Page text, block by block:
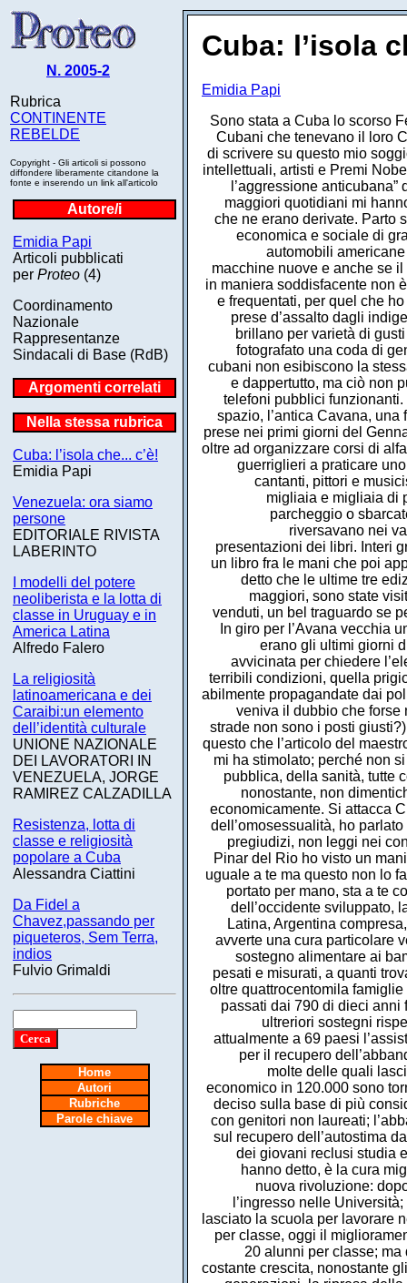
N. 2005-2
Rubrica
CONTINENTE
REBELDE
Copyright - Gli articoli si possono
diffondere liberamente citandone la
fonte e inserendo un link all'articolo
Autore/i
Emidia Papi
Articoli pubblicati
per Proteo (4)
Coordinamento
Nazionale
Rappresentanze
Sindacali di Base (RdB)
Argomenti correlati
Nella stessa rubrica
Cuba: l’isola che... c’è!
Emidia Papi
Venezuela: ora siamo
persone
EDITORIALE RIVISTA
LABERINTO
I modelli del potere
neoliberista e la lotta di
classe in Uruguay e in
America Latina
Alfredo Falero
La religiosità
latinoamericana e dei
Caraibi:un elemento
dell’identità culturale
UNIONE NAZIONALE
DEI LAVORATORI IN
VENEZUELA, JORGE
RAMIREZ CALZADILLA
Resistenza, lotta di
classe e religiosità
popolare a Cuba
Alessandra Ciattini
Da Fidel a
Chavez,passando per
piqueteros, Sem Terra,
indios
Fulvio Grimaldi
Home
Autori
Rubriche
Parole chiave
Cuba: l’isola
Emidia Papi
Sono stata a Cuba lo scorso Febbraio, per la prima volta, su invito dell’Associazione degli Economisti Cubani che tenevano il loro Congresso annuale, con una delegazione del Cestes. Mai avrei pensato di scrivere su questo mio soggiorno sull’isola ma la pubblicazione dell’appello sottoscritto da oltre 200 intellettuali, artisti e Premi Nobel, con cui si chiede alle Nazioni Unite di non permettere “che si legittimi l’aggressione anticubana” da parte del Governo degli Stati Uniti e la polemica che ne è seguita sui maggiori quotidiani mi hanno spinto a riflettere su quanto avevo “vissuto” a Cuba e sulle perplessità che ne erano derivate. Parto subito dalle perplessità: nell’isola mi aspettavo di trovare una situazione economica e sociale di gran lunga peggiore di quella che ho potuto constatare de visu: le vecchie automobili americane degli anni 50 non la fanno più da padrone nelle strade; circolano molte macchine nuove e anche se il problema della mobilità e dei trasporti è ancora lungi dall’essere risolto in maniera soddisfacente non è più un problema rifornirsi di benzina; i negozi sono abbastanza riforniti e frequentati, per quel che ho potuto vedere, anche dai cubani e non solo dai turisti; le gelaterie sono prese d’assalto dagli indigeni; qualche problema in più per i panini dato che i bar ed i chioschi non brillano per varietà di gusti ma insomma una birra e qualcosa da mangiare si trovano ovunque; ho fotografato una coda di gente che aspettava di entrare in una libreria stracolma di persone. Certo i cubani non esibiscono la stessa quantità di cellulari che è possibile sentire trillare qui da noi, in strada e dappertutto, ma ciò non può che far bene ai loro neuroni, visto che non ci sono difficoltà a trovare telefoni pubblici funzionanti. Sono andata alla Fiera del Libro che aveva luogo in un grande enorme spazio, l’antica Cavana, una fortezza spagnola che è un insieme di caserme, fossi, edifici, che il Che prese nei primi giorni del Gennaio 1959 e dove organizzò un’accademia militare/culturale. Ho letto che oltre ad organizzare corsi di alfabetizzazione tenuti dagli studenti dell’Avana, quasi obbligava gli stupiti guerriglieri a praticare uno sport e ad assistere a concerti e spettacoli con i più famosi attori, poeti, cantanti, pittori e musicisti cubani dell’epoca. Ma più stupita ancora sono rimasta io alla vista di migliaia e migliaia di persone - arrivate con macchine private che riempivano un grandissimo parcheggio o sbarcate da quegli improbabili autobus chiamati cammelli e dalle uaua - che si riversavano nei vari padiglioni o assistevano, a decine, con un’attenzione incredibile, alle presentazioni dei libri. Interi gruppi familiari, vestiti modestamente, certo, ma dignitosamente, tutti con un libro fra le mani che poi approfittano della bella giornata per fare un picnic all’aria aperta. Mi hanno detto che le ultime tre edizioni, ognuno delle quali ha